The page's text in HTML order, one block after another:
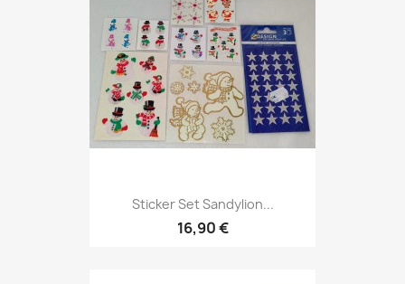
Sticker Set Sandylion...
16,90 €